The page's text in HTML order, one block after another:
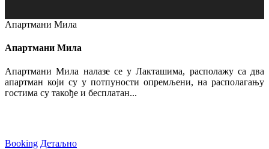
Апартмани Мила
Апартмани Мила
Апартмани Мила налазе се у Лакташима, располажу са два
апартман који су у потпуности опремљени, на располагању
гостима су такође и бесплатан...
Booking Детаљно